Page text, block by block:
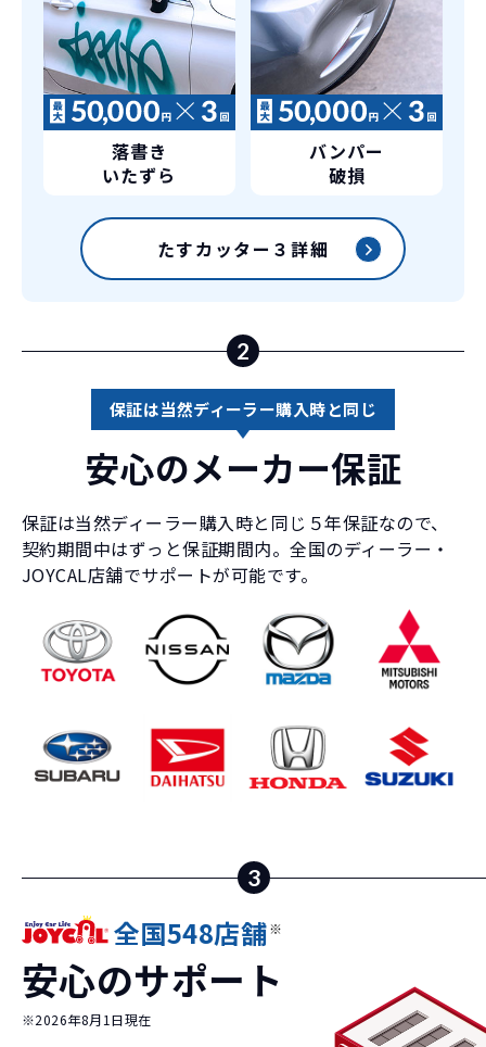
落書き
いたずら
バンパー
破損
たすカッター３詳細
2
保証は当然ディーラー購入時と同じ
安心のメーカー保証
保証は当然ディーラー購入時と同じ５年保証なので、
契約期間中はずっと保証期間内。全国のディーラー・
JOYCAL店舗でサポートが可能です。
3
全国548店舗※
安心のサポート
※2026年8月1日現在